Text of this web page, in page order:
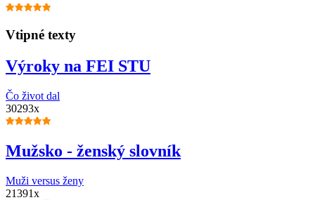
Vtipné texty
Výroky na FEI STU
Čo život dal
30293x
Mužsko - ženský slovník
Muži versus ženy
21391x